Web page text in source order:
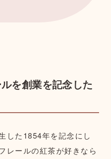
を創業を記念した
した1854年を記念にし
レールの紅茶が好きなら